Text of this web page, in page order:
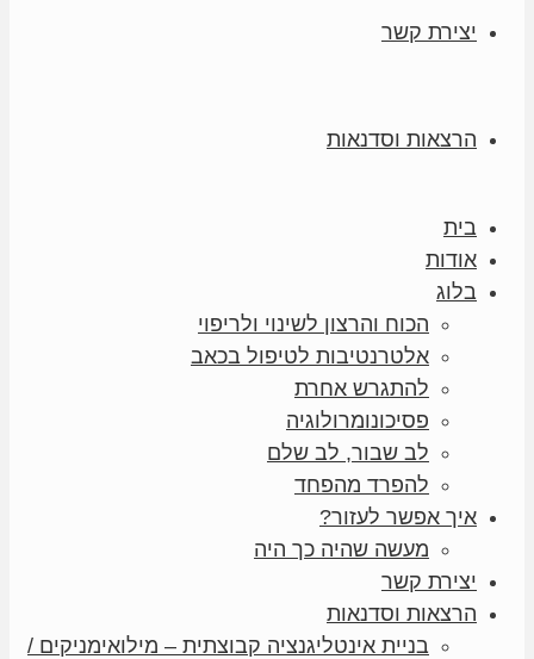
יצירת קשר
הרצאות וסדנאות
בית
אודות
בלוג
הכוח והרצון לשינוי ולריפוי
אלטרנטיבות לטיפול בכאב
להתגרש אחרת
פסיכונומרולוגיה
לב שבור, לב שלם
להפרד מהפחד
איך אפשר לעזור?
מעשה שהיה כך היה
יצירת קשר
הרצאות וסדנאות
בניית אינטליגנציה קבוצתית – מילואימניקים /